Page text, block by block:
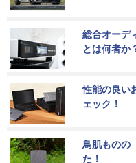
総合オーデ
とは何者か
性能の良い
ェック！
鳥肌ものの
た！